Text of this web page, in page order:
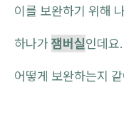
이를 보완하기 위해
하나가잼버실인데요.
어떻게 보완하는지